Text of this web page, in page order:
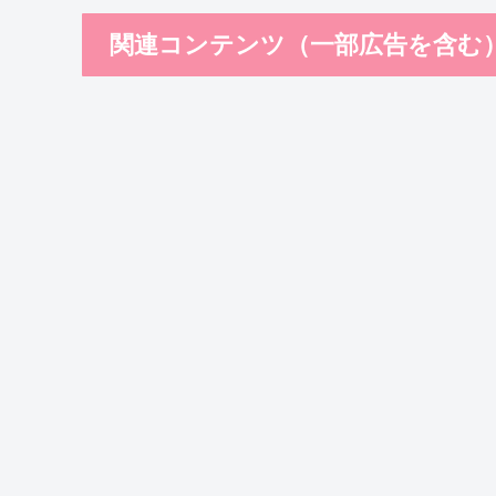
関連コンテンツ（一部広告を含む